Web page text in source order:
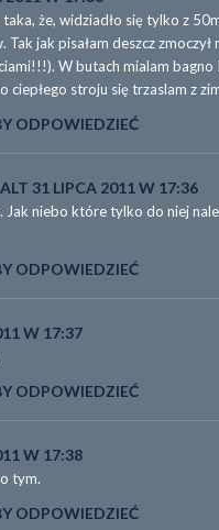
taka, że, widziadło się tylko z
jak pisałam deszcz zmoczył
W butach mialam bagno
ciepłego stroju się trzaslam z
ODPOWIEDZIEĆ
31 LIPCA 2011 W 17:36
Jak niebo które tylko do niej
ODPOWIEDZIEĆ
W 17:37
ODPOWIEDZIEĆ
W 17:38
tym.
ODPOWIEDZIEĆ